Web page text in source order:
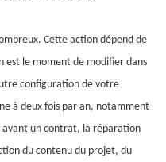
Cette action dépend de
le moment de modifier dans
configuration de votre
à deux fois par an, notamment
un contrat, la réparation
du contenu du projet, du